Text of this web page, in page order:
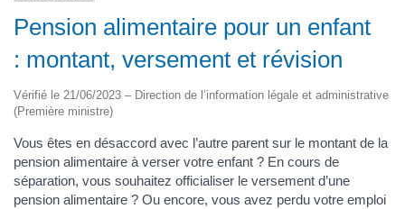
Pension alimentaire pour un enfant
: montant, versement et révision
Vérifié le 21/06/2023 – Direction de l’information légale et administrative
(Première ministre)
Vous êtes en désaccord avec l’autre parent sur le montant de la
pension alimentaire à verser votre enfant ? En cours de
séparation, vous souhaitez officialiser le versement d’une
pension alimentaire ? Ou encore, vous avez perdu votre emploi